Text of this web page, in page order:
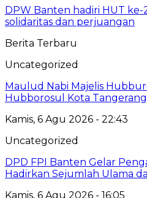
DPW Banten hadiri HUT
solidaritas dan perjuangan
Berita Terbaru
Uncategorized
Maulud Nabi Majelis
Hubborosul Kota Tangerang
Kamis, 6 Agu 2026 - 22:43
Uncategorized
DPD FPI Banten Gelar
Hadirkan Sejumlah Ulama
Kamis, 6 Agu 2026 - 16:05